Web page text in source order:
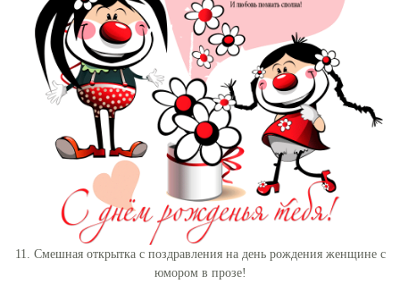
11. Смешная открытка с поздравления на день рождения женщине с
юмором в прозе!